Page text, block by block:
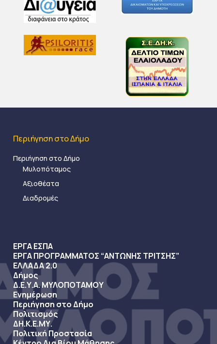
Περιήγηση στο Δήμο
Περιήγηση στο Δήμο
Μυλοπόταμος
Αξιοθέατα
Διαδρομές
ΕΡΓΑ ΕΣΠΑ
ΕΡΓΑ ΠΡΟΓΡΑΜΜΑΤΟΣ “ΑΝΤΩΝΗΣ ΤΡΙΤΣΗΣ”
ΕΛΛΑΔΑ 2.0
Δήμος
Δ.Ε.Υ.Α. ΜΥΛΟΠΟΤΑΜΟΥ
Ενημέρωση
Περιήγηση στο Δήμο
Πολιτισμός
ΔΗ.Κ.Ε.ΜΥ.
Πολιτική Προστασία